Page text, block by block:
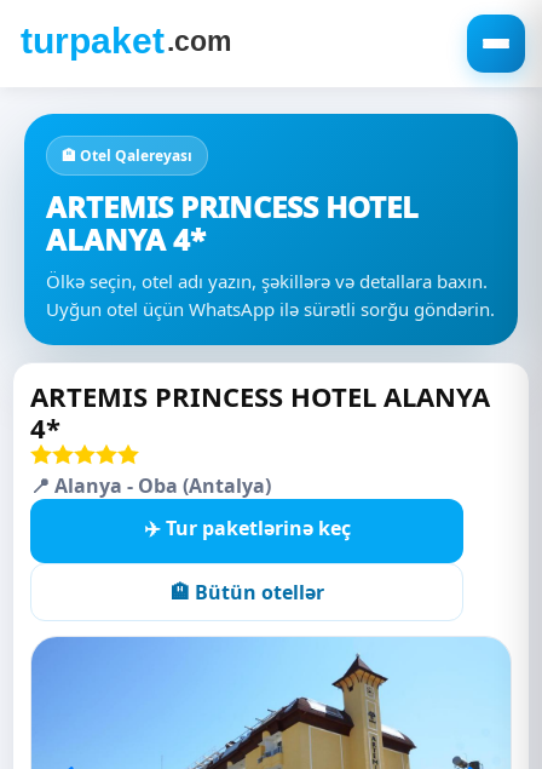
🏨 Otel Qalereyası
ARTEMIS PRINCESS HOTEL
ALANYA 4*
Ölkə seçin, otel adı yazın, şəkillərə və detallara baxın.
Uyğun otel üçün WhatsApp ilə sürətli sorğu göndərin.
ARTEMIS PRINCESS HOTEL ALANYA
4*
📍 Alanya - Oba (Antalya)
✈️ Tur paketlərinə keç
🏨 Bütün otellər